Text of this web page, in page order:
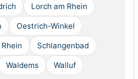
Lorch am Rhein
Oestrich-Winkel
Schlangenbad
Waldems Walluf